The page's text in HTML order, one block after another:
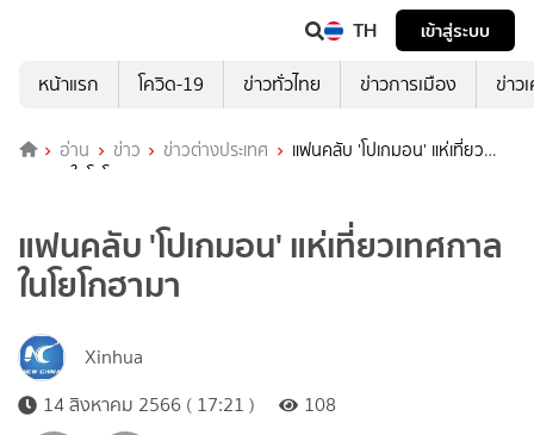
TH
เข้าสู่ระบบ
หน้าแรก
โควิด-19 ข่าวทั่วไทย ข่าวการเมือง ข่าว
อ่าน ข่าว ข่าวต่างประเทศ
แฟนคลับ 'โปเกมอน' แห่เที่ยว
เทศกาลในโยโกฮามา
แฟนคลับ 'โปเกมอน' แห่เที่ยวเทศกาล
ในโยโกฮามา
Xinhua
14 สิงหาคม 2566 ( 17:21 )
108